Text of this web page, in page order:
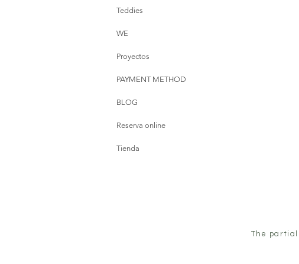
Teddies
WE
Proyectos
PAYMENT METHOD
BLOG
Reserva online
Tienda
The partial